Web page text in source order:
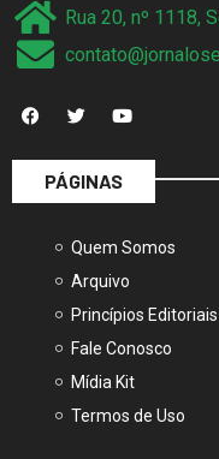
Rua 20, nº 1118,
PÁGINAS
Quem Somos
Arquivo
Princípios Editoriais
Fale Conosco
Mídia Kit
Termos de Uso